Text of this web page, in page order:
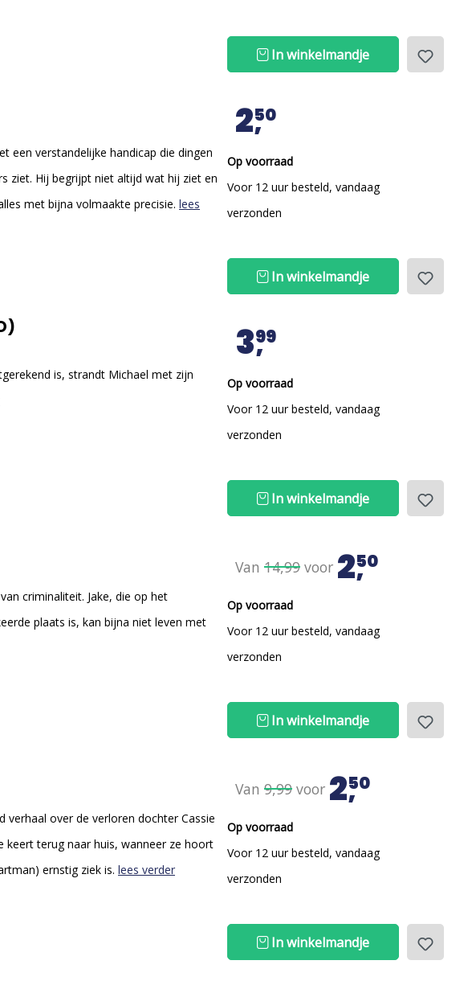
In winkelmandje
een verstandelijke handicap die dingen
ziet. Hij begrijpt niet altijd wat hij ziet en
met bijna volmaakte precisie. lees
250
Op voorraad
Voor 12 uur besteld, vandaag
verzonden
In winkelmandje
is, strandt Michael met zijn
399
Op voorraad
Voor 12 uur besteld, vandaag
verzonden
In winkelmandje
criminaliteit. Jake, die op het
plaats is, kan bijna niet leven met
Van 14,99 voor 250
Op voorraad
Voor 12 uur besteld, vandaag
verzonden
In winkelmandje
verhaal over de verloren dochter Cassie
keert terug naar huis, wanneer ze hoort
ernstig ziek is. lees verder
Van 9,99 voor 250
Op voorraad
Voor 12 uur besteld, vandaag
verzonden
In winkelmandje